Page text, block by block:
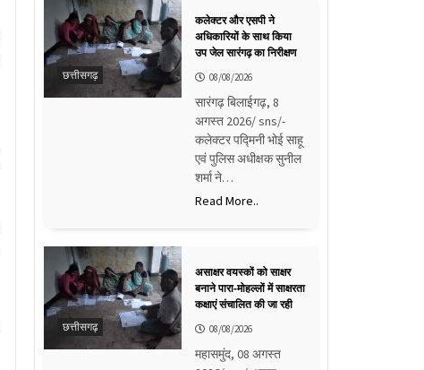
छत्तीसगढ़
कलेक्टर और एसपी ने
अधिकारियों के साथ किया
उप जेल सारंगढ़ का निरीक्षण
08/08/2026
सारंगढ़ बिलाईगढ़, 8
अगस्त 2026/ sns/-
कलेक्टर पद्मिनी भोई साहू
एवं पुलिस अधीक्षक सुनील
शर्मा ने…
Read More..
छत्तीसगढ़
असाक्षर वयस्कों को साक्षर
बनाने पारा-मोहल्लों में साक्षरता
कक्षाएं संचालित की जा रही
08/08/2026
महासमुंद, 08 अगस्त